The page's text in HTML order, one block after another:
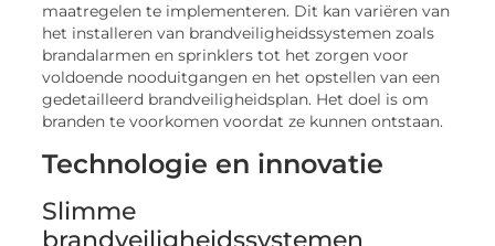
maatregelen te implementeren. Dit kan variëren van
het installeren van brandveiligheidssystemen zoals
brandalarmen en sprinklers tot het zorgen voor
voldoende nooduitgangen en het opstellen van een
gedetailleerd brandveiligheidsplan. Het doel is om
branden te voorkomen voordat ze kunnen ontstaan.
Technologie en innovatie
Slimme
brandveiligheidssystemen